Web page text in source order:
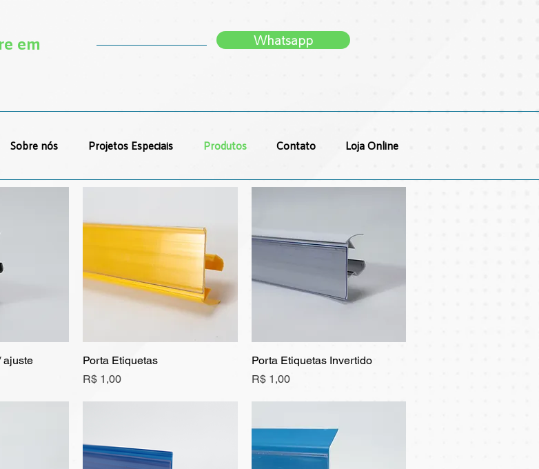
em
Whatsapp
Sobre nós Projetos Especiais Produtos Contato Loja Online
rápida
ajuste
Visualização rápida
Porta Etiquetas
Preço
R$ 1,00
Visualização rápida
Porta Etiquetas Invertido
Preço
R$ 1,00